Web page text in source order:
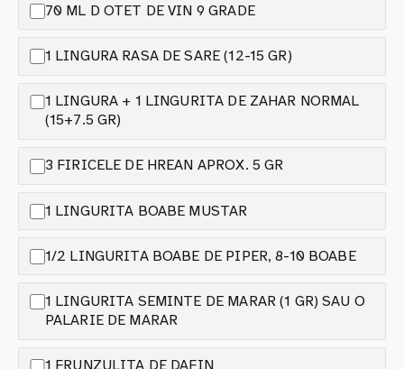
70 ML D OTET DE VIN 9 GRADE
1 LINGURA RASA DE SARE (12-15 GR)
1 LINGURA + 1 LINGURITA DE ZAHAR NORMAL
(15+7.5 GR)
3 FIRICELE DE HREAN APROX. 5 GR
1 LINGURITA BOABE MUSTAR
1/2 LINGURITA BOABE DE PIPER, 8-10 BOABE
1 LINGURITA SEMINTE DE MARAR (1 GR) SAU O
PALARIE DE MARAR